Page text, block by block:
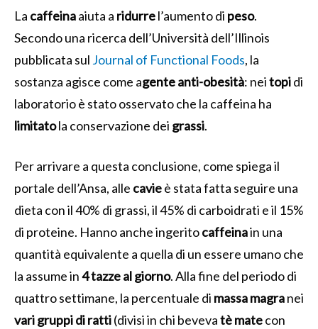
La caffeinaaiuta a ridurrel’aumento di peso.
Secondo una ricerca dell’Università dell’Illinois
pubblicata sul Journal of Functional Foods, la
sostanza agisce come agente anti-obesità: neitopidi
laboratorio è stato osservato che la caffeina ha
limitatola conservazione dei grassi.
Per arrivare a questa conclusione, come spiega il
portale dell’Ansa, alle cavieè stata fatta seguire una
dieta con il 40% di grassi, il 45% di carboidrati e il 15%
di proteine. Hanno anche ingeritocaffeinain una
quantità equivalente a quella di un essere umano che
la assume in4 tazze al giorno. Alla fine del periodo di
quattro settimane, la percentuale di massamagranei
vari gruppi di ratti(divisi in chi bevevatè matecon